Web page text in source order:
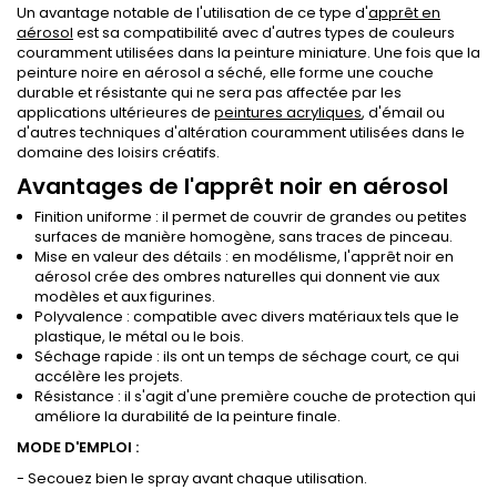
Un avantage notable de l'utilisation de ce type d'apprêt en
aérosol est sa compatibilité avec d'autres types de couleurs
couramment utilisées dans la peinture miniature. Une fois que la
peinture noire en aérosol a séché, elle forme une couche
durable et résistante qui ne sera pas affectée par les
applications ultérieures de peintures acryliques, d'émail ou
d'autres techniques d'altération couramment utilisées dans le
domaine des loisirs créatifs.
Avantages de l'apprêt noir en aérosol
Finition uniforme : il permet de couvrir de grandes ou petites
surfaces de manière homogène, sans traces de pinceau.
Mise en valeur des détails : en modélisme, l'apprêt noir en
aérosol crée des ombres naturelles qui donnent vie aux
modèles et aux figurines.
Polyvalence : compatible avec divers matériaux tels que le
plastique, le métal ou le bois.
Séchage rapide : ils ont un temps de séchage court, ce qui
accélère les projets.
Résistance : il s'agit d'une première couche de protection qui
améliore la durabilité de la peinture finale.
MODE D'EMPLOI :
- Secouez bien le spray avant chaque utilisation.